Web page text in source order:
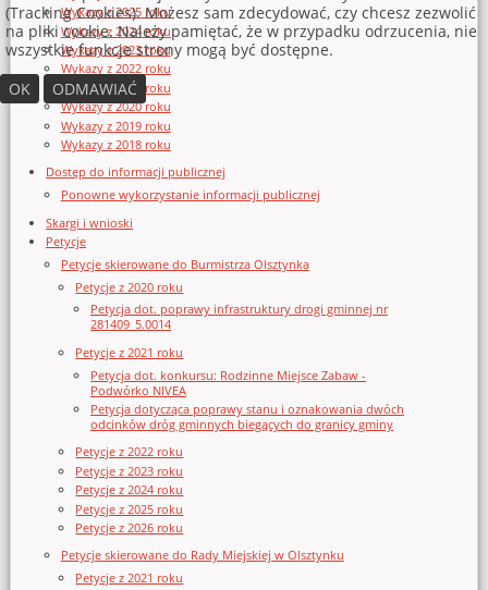
Wykazy z 2025 roku
Wykazy z 2024 roku
Wykazy z 2023 roku
Wykazy z 2022 roku
Wykazy z 2021 roku
Wykazy z 2020 roku
Wykazy z 2019 roku
Wykazy z 2018 roku
Dostęp do informacji publicznej
Ponowne wykorzystanie informacji publicznej
Skargi i wnioski
Petycje
Petycje skierowane do Burmistrza Olsztynka
Petycje z 2020 roku
Petycja dot. poprawy infrastruktury drogi gminnej nr
281409_5.0014
Petycje z 2021 roku
Petycja dot. konkursu: Rodzinne Miejsce Zabaw -
Podwórko NIVEA
Petycja dotycząca poprawy stanu i oznakowania dwóch
odcinków dróg gminnych biegących do granicy gminy
Petycje z 2022 roku
Petycje z 2023 roku
Petycje z 2024 roku
Petycje z 2025 roku
Petycje z 2026 roku
Petycje skierowane do Rady Miejskiej w Olsztynku
Petycje z 2021 roku
(Tracking Cookies). Możesz sam zdecydować, czy chcesz zezwolić
na pliki cookie. Należy pamiętać, że w przypadku odrzucenia, nie
wszystkie funkcje strony mogą być dostępne.
OK
ODMAWIAĆ